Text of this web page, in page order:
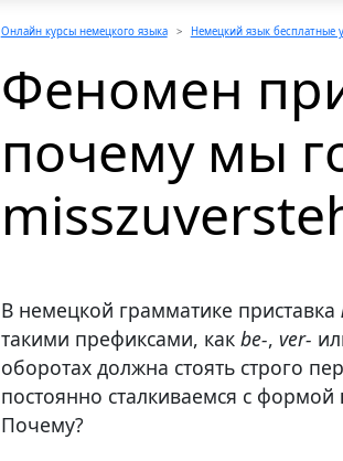
Онлайн курсы немецкого языка Немецкий язык бесплатные
Феномен
почему мы
В немецкой грамматике приставка
такими префиксами, как be-, ver-
оборотах должна стоять строго
постоянно сталкиваемся с формой
Почему?